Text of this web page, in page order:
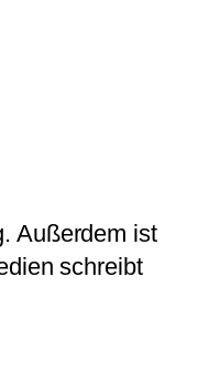
Außerdem ist
schreibt